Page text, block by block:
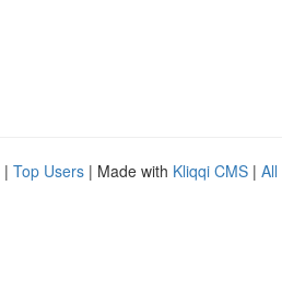
| Top Users | Made with Kliqqi CMS | All